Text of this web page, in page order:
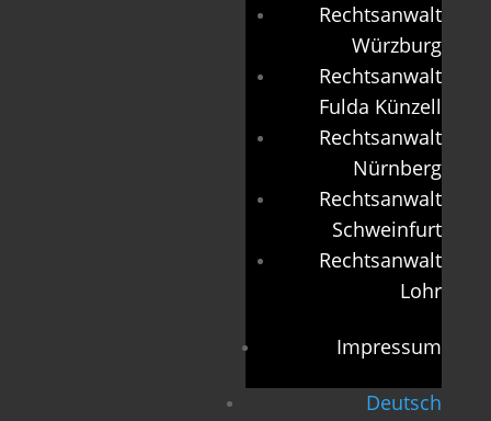
Rechtsanwalt
Würzburg
Rechtsanwalt
Fulda Künzell
Rechtsanwalt
Nürnberg
Rechtsanwalt
Schweinfurt
Rechtsanwalt
Lohr
Impressum
Deutsch